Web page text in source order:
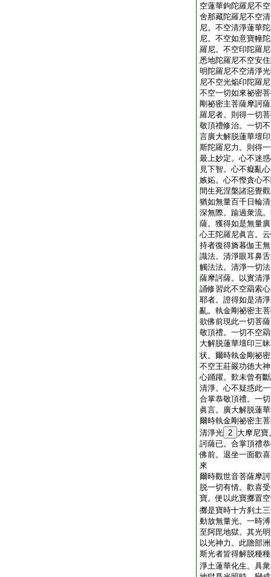
空蓮華鉤陀羅尼不
舍那藏陀羅尼不空
尼。不空清淨蓮華
尼。不空如意寶幢
羅尼。不空印陀羅
悉地陀羅尼不空安
明陀羅尼不空清淨
尼不空光焔印陀羅
不空一切如來祕密
剛祕密主菩薩摩訶
羅尼者。則得一切
敬頂禮修治。一切
言廣大解脱蓮華壇
斯陀羅尼力。則得
最上妙定。心不迷
見下智。心不癡亂
嫉妬。心不慳貪心
間生死涅槃諸惡覺
猶如無量百千日輪
深無際。踰過衆流
薩。獲得如是無量
心王陀羅尼眞言。
持者復得旖暮伽王
識法。清淨眼耳鼻
觸法法。清淨一切
薩摩訶薩。以實清
誦修習此不空羂索
耶者。證得如是清
亂。執金剛祕密主
欲佛前現此一切菩
敬頂禮。一切不空
大解脱蓮華壇印三
状。爾時執金剛祕
不空王莊嚴功徳大
心踊躍。歎未曾有
清淨。心不疑惑此
合掌恭敬頂禮。一
眞言。廣大解脱蓮
爾時執金剛祕密主
清淨光 2 大摩尼
訶薩已。合掌頂禮
佛前。退坐一面歡
來
爾時觀世音菩薩摩
脱一切有情。歡喜
寶。便以此寶擲置
擲是寶時十方刹土
動放無量光。一時
至阿毘地獄。其光
以光神力。此贍部
斯光者皆得解脱種
淨土蓮華化生。具